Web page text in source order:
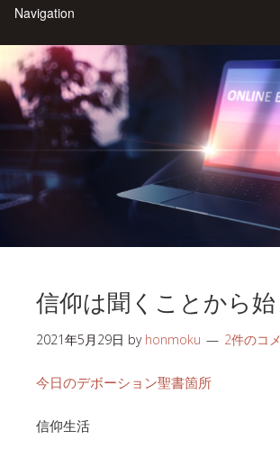
信仰は聞くことから
2021年5月29日 by honmoku 2件のコ
今日のデボーション聖書箇所
信仰生活